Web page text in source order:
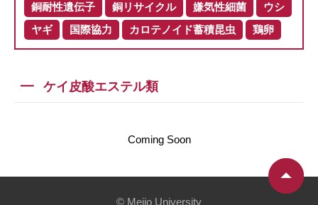
銅耐性遺伝子
銅リサイクル 嫌気性細菌
ウシ
ヤギ
国際協力 カロテノイド蓄積昆虫 鶏卵
ケイ皮酸エステル類
Coming Soon
© Meijo University